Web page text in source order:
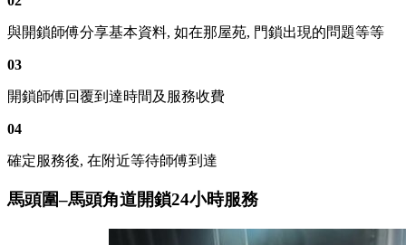
與開鎖師傅分享基本資料, 如在那屋苑, 門鎖出現的問題等等
03
開鎖師傅回覆到達時間及服務收費
04
確定服務後, 在附近等待師傅到達
馬頭圍–馬頭角道開鎖24小時服務